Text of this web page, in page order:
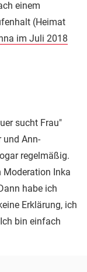
einem
(Heimat
im Juli 2018
sucht Frau"
und Ann-
regelmäßig.
Moderation Inka
habe ich
Erklärung, ich
bin einfach